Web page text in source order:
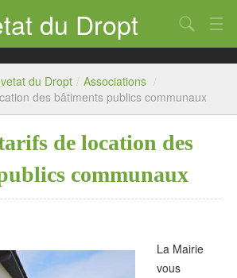
du Dropt
Chercher
du Dropt / Associations /
des bâtiments publics communaux
de location des
communaux
La Mairie
vous